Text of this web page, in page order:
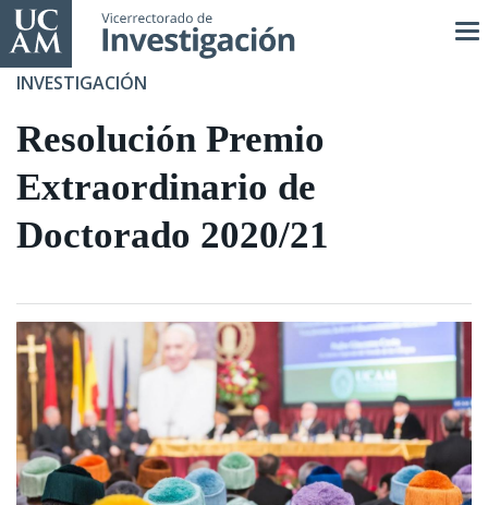
Pasar
al
contenido
INVESTIGACIÓN
Resolución Premio
Extraordinario de
Doctorado 2020/21